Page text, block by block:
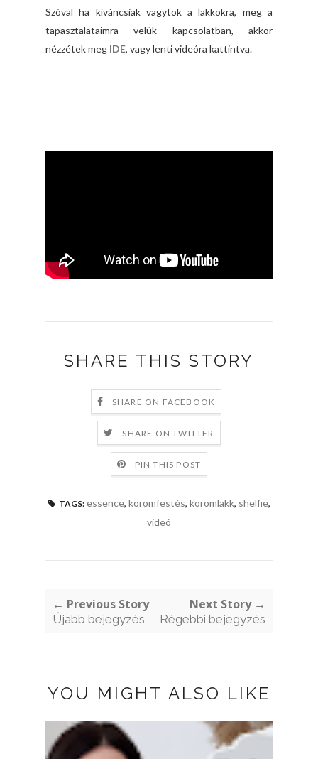
Szóval ha kíváncsiak vagytok a lakkokra, meg a
tapasztalataimra velük kapcsolatban, akkor
nézzétek meg IDE, vagy lenti videóra kattintva.
SHARE THIS STORY
SHARE ON FACEBOOK
SHARE ON TWITTER
PIN THIS POST
TAGS: essence, körömfestés, körömlakk, shelfie,
videó
← Previous Story
Újabb bejegyzés
Next Story →
Régebbi bejegyzés
YOU MIGHT ALSO LIKE